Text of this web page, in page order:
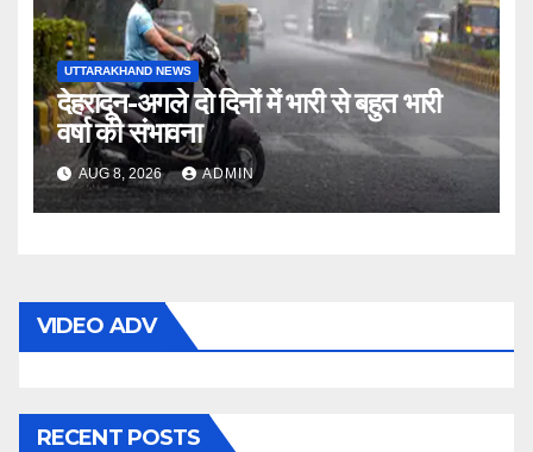
UTTARAKHAND NEWS
देहरादून-अगले दो दिनों में भारी से बहुत भारी
वर्षा की संभावना
AUG 8, 2026 ADMIN
VIDEO ADV
RECENT POSTS